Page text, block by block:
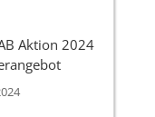
Aktion 2024